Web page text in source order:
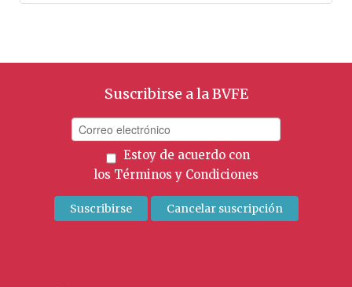
Suscribirse a la BVFE
Estoy de acuerdo con
los Términos y Condiciones